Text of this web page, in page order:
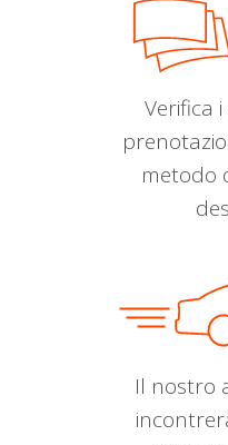
Verifica
metodo
Il nostro